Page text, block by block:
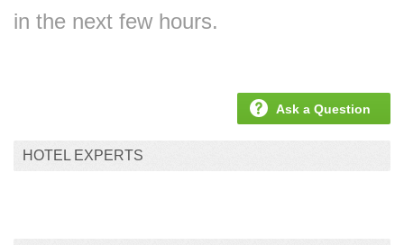
in the next few hours.
Ask a Question
HOTEL EXPERTS